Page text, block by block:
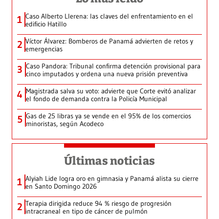
1 Caso Alberto Llerena: las claves del enfrentamiento en el
edificio Hatillo
2 Víctor Álvarez: Bomberos de Panamá advierten de retos y
emergencias
3 Caso Pandora: Tribunal confirma detención provisional para
cinco imputados y ordena una nueva prisión preventiva
4 Magistrada salva su voto: advierte que Corte evitó analizar
el fondo de demanda contra la Policía Municipal
5 Gas de 25 libras ya se vende en el 95% de los comercios
minoristas, según Acodeco
Últimas noticias
1 Alyiah Lide logra oro en gimnasia y Panamá alista su cierre
en Santo Domingo 2026
2 Terapia dirigida reduce 94 % riesgo de progresión
intracraneal en tipo de cáncer de pulmón